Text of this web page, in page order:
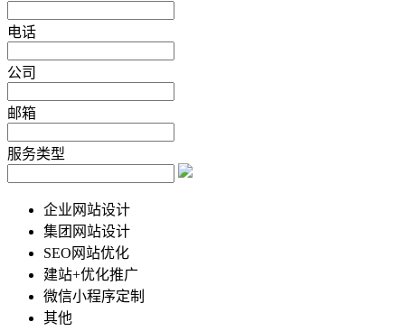
电话
公司
邮箱
服务类型
企业网站设计
集团网站设计
SEO网站优化
建站+优化推广
微信小程序定制
其他